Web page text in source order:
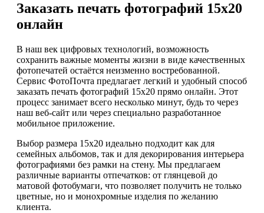
Заказать печать фотографий 15х20
онлайн
В наш век цифровых технологий, возможность
сохранить важные моменты жизни в виде качественных
фотопечатей остаётся неизменно востребованной.
Сервис ФотоПочта предлагает легкий и удобный способ
заказать печать фотографий 15х20 прямо онлайн. Этот
процесс занимает всего несколько минут, будь то через
наш веб-сайт или через специально разработанное
мобильное приложение.
Выбор размера 15х20 идеально подходит как для
семейных альбомов, так и для декорирования интерьера
фотографиями без рамки на стену. Мы предлагаем
различные варианты отпечатков: от глянцевой до
матовой фотобумаги, что позволяет получить не только
цветные, но и монохромные изделия по желанию
клиента.